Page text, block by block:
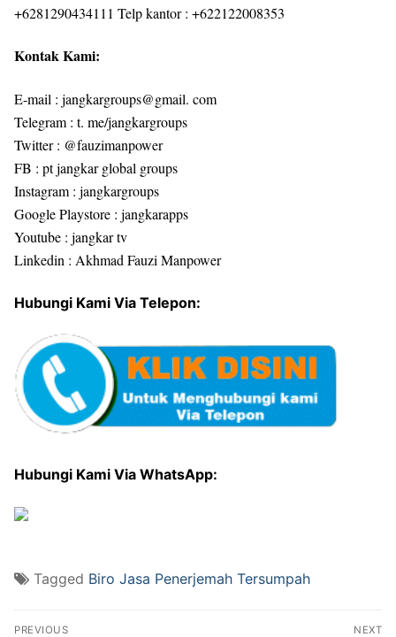
+6281290434111 Telp kantor : +622122008353
Kontak Kami:
E-mail : jangkargroups@gmail. com
Telegram : t. me/jangkargroups
Twitter : @fauzimanpower
FB : pt jangkar global groups
Instagram : jangkargroups
Google Playstore : jangkarapps
Youtube : jangkar tv
Linkedin : Akhmad Fauzi Manpower
Hubungi Kami Via Telepon:
Hubungi Kami Via WhatsApp:
Tagged Biro Jasa Penerjemah Tersumpah
Post
PREVIOUS NEXT